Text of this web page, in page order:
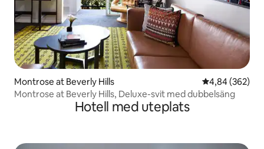
Montrose at Beverly Hills 4,84 av 5 i
4,84 (362)
Montrose at Beverly Hills, Deluxe-svit med dubbelsäng
Hotell med uteplats